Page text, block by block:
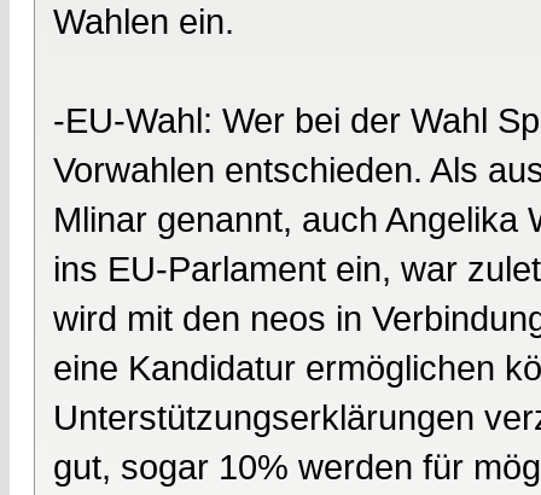
Wahlen ein.
-EU-Wahl: Wer bei der Wahl
Vorwahlen entschieden. Als
Mlinar genannt, auch Angelika
ins EU-Parlament ein, war
wird mit den neos in
eine Kandidatur ermöglichen
Unterstützungserklärungen
gut, sogar 10% werden für